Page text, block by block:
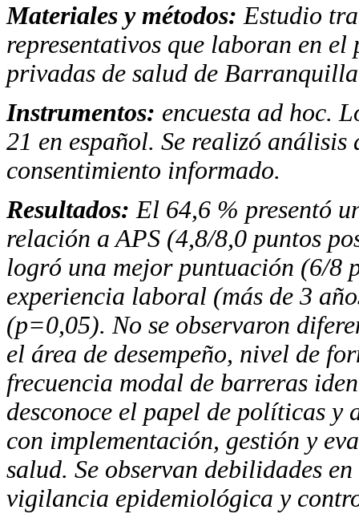
Materiales y métodos: Estudio
representativos que laboran en
privadas de salud de
Instrumentos: encuesta ad hoc.
21 en español. Se realizó
consentimiento informado.
Resultados: El 64,6 % presentó
relación a APS (4,8/8,0 puntos
logró una mejor puntuación (6/8
experiencia laboral (más de 3
(p=0,05). No se observaron
el área de desempeño, nivel de
frecuencia modal de barreras
desconoce el papel de políticas y
con implementación, gestión y
salud. Se observan debilidades
vigilancia epidemiológica y